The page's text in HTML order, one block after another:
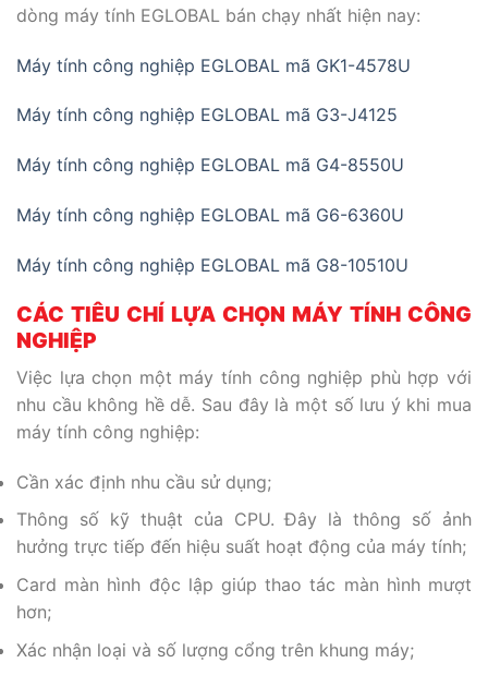
dòng máy tính EGLOBAL bán chạy nhất hiện nay:
Máy tính công nghiệp EGLOBAL mã GK1-4578U
Máy tính công nghiệp EGLOBAL mã G3-J4125
Máy tính công nghiệp EGLOBAL mã G4-8550U
Máy tính công nghiệp EGLOBAL mã G6-6360U
Máy tính công nghiệp EGLOBAL mã G8-10510U
CÁC TIÊU CHÍ LỰA CHỌN MÁY TÍNH CÔNG
NGHIỆP
Việc lựa chọn một máy tính công nghiệp phù hợp với
nhu cầu không hề dễ. Sau đây là một số lưu ý khi mua
máy tính công nghiệp:
Cần xác định nhu cầu sử dụng;
Thông số kỹ thuật của CPU. Đây là thông số ảnh
hưởng trực tiếp đến hiệu suất hoạt động của máy tính;
Card màn hình độc lập giúp thao tác màn hình mượt
hơn;
Xác nhận loại và số lượng cổng trên khung máy;